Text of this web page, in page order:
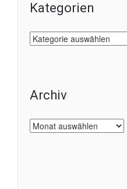
Kategorien
Kategorien
Archiv
Archiv